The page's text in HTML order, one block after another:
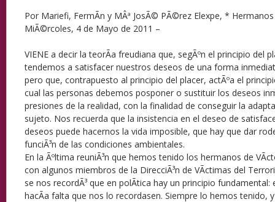
Por Mariefi, FermÃ­n y MÂª JosÃ© PÃ©rez Elexpe, *
MiÃ©rcoles, 4 de Mayo de 2011 –
VIENE a decir la teorÃ­a freudiana que, segÃºn el principio del
tendemos a satisfacer nuestros deseos de una forma
pero que, contrapuesto al principio del placer, actÃºa el
cual las personas debemos posponer o sustituir los deseos
presiones de la realidad, con la finalidad de conseguir la
sujeto. Nos recuerda que la insistencia en el deseo de
deseos puede hacernos la vida imposible, que hay que dar
funciÃ³n de las condiciones ambientales.
En la Ãºltima reuniÃ³n que hemos tenido los hermanos de
con algunos miembros de la DirecciÃ³n de VÃ­ctimas del
se nos recordÃ³ que en polÃ­tica hay un principio fundamental:
hacÃ­a falta que nos lo recordasen. Siempre lo hemos tenido,